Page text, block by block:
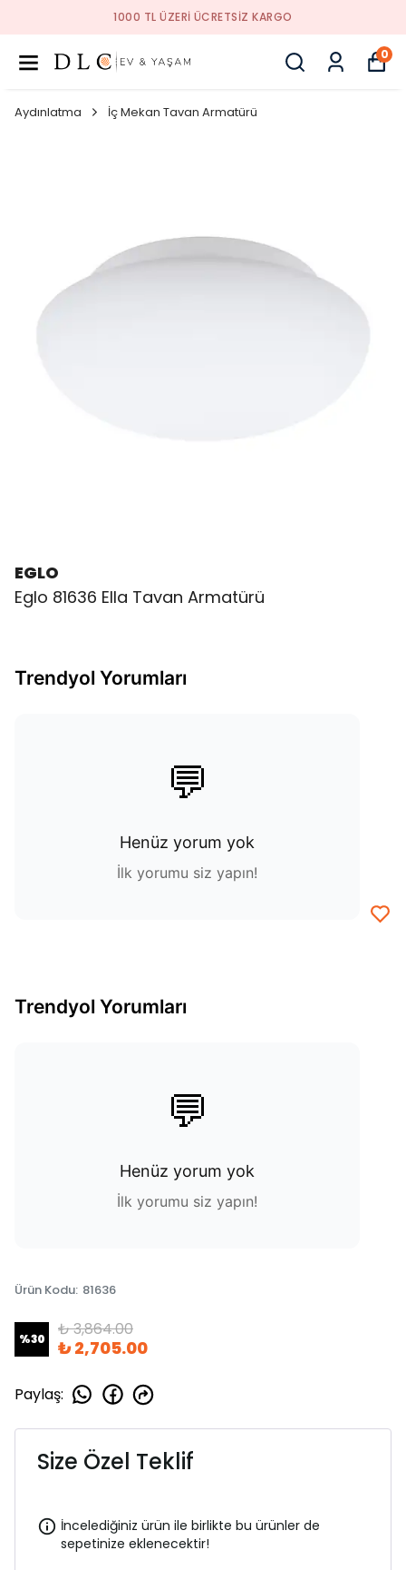
1000 TL ÜZERI ÜCRETSIZ KARGO
0
Aydınlatma İç Mekan Tavan Armatürü
EGLO
Eglo 81636 Ella Tavan Armatürü
Trendyol Yorumları
💬
Henüz yorum yok
İlk yorumu siz yapın!
Trendyol Yorumları
💬
Henüz yorum yok
İlk yorumu siz yapın!
Ürün Kodu: 81636
%30 ₺ 3,864.00
₺ 2,705.00
Paylaş:
Size Özel Teklif
İncelediğiniz ürün ile birlikte bu ürünler de
sepetinize eklenecektir!